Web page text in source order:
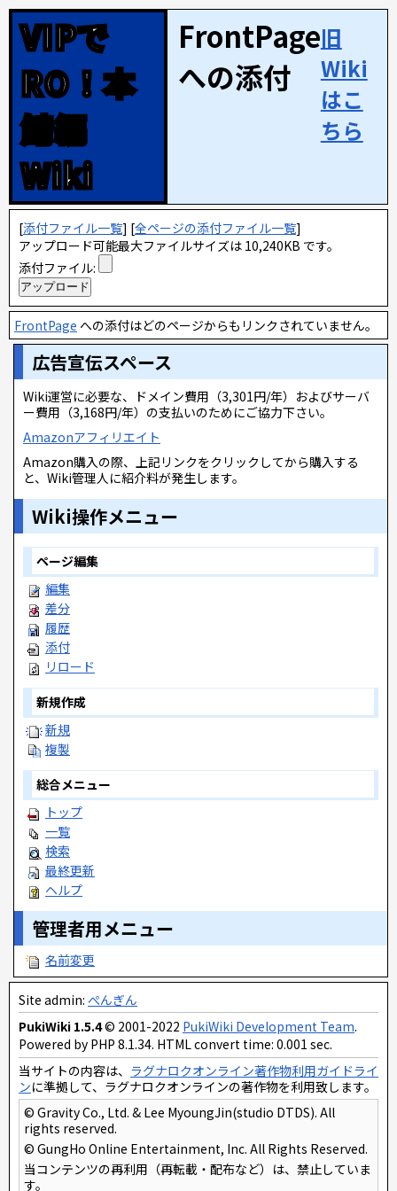
VIPで
RO！本
鯖編
Wiki
FrontPage
への添付
旧
Wiki
はこ
ちら
[添付ファイル一覧] [全ページの添付ファイル一覧]
アップロード可能最大ファイルサイズは 10,240KB です。
添付ファイル:
FrontPage への添付はどのページからもリンクされていません。
広告宣伝スペース
Wiki運営に必要な、ドメイン費用（3,301円/年）およびサーバ
ー費用（3,168円/年）の支払いのためにご協力下さい。
Amazonアフィリエイト
Amazon購入の際、上記リンクをクリックしてから購入する
と、Wiki管理人に紹介料が発生します。
Wiki操作メニュー
ページ編集
編集
差分
履歴
添付
リロード
新規作成
新規
複製
総合メニュー
トップ
一覧
検索
最終更新
ヘルプ
管理者用メニュー
名前変更
Site admin: ぺんぎん
PukiWiki 1.5.4© 2001-2022 PukiWiki Development Team.
Powered by PHP 8.1.34. HTML convert time: 0.001 sec.
当サイトの内容は、 ラグナロクオンライン著作物利用ガイドライ
ンに準拠して、ラグナロクオンラインの著作物を利用致します。
© Gravity Co., Ltd. & Lee MyoungJin(studio DTDS). All
rights reserved.
© GungHo Online Entertainment, Inc. All Rights Reserved.
当コンテンツの再利用（再転載・配布など）は、禁止していま
す。